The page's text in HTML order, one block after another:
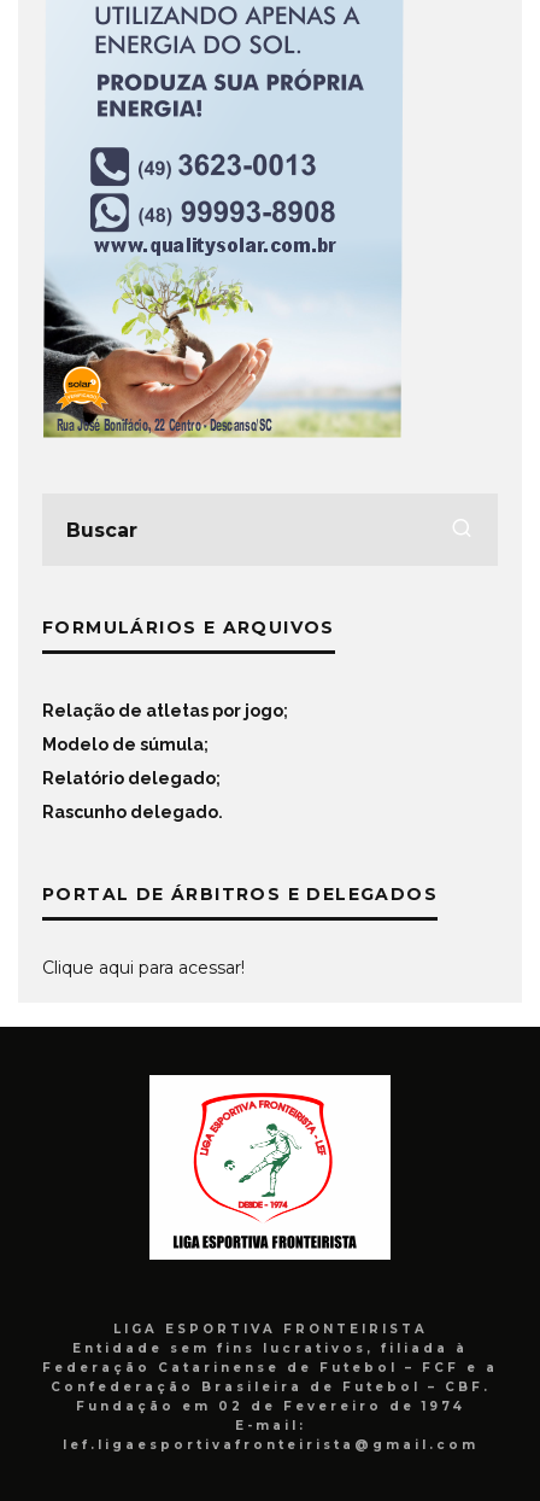
FORMULÁRIOS E ARQUIVOS
Relação de atletas por jogo;
Modelo de súmula;
Relatório delegado;
Rascunho delegado.
PORTAL DE ÁRBITROS E DELEGADOS
Clique aqui para acessar!
LIGA ESPORTIVA FRONTEIRISTA
Entidade sem fins lucrativos, filiada à
Federação Catarinense de Futebol – FCF e a
Confederação Brasileira de Futebol – CBF.
Fundação em 02 de Fevereiro de 1974
E-mail:
lef.ligaesportivafronteirista@gmail.com